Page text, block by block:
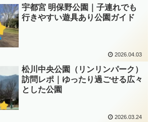
宇都宮 明保野公園｜子連れでも
行きやすい遊具あり公園ガイド
2026.04.03
松川中央公園（リンリンパーク）
訪問レポ｜ゆったり過ごせる広々
とした公園
2026.03.24